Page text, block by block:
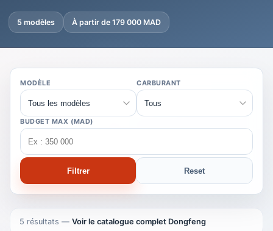
5 modèles À partir de 179 000 MAD
MODÈLE CARBURANT
BUDGET MAX (MAD)
Filtrer Reset
5 résultats — Voir le catalogue complet Dongfeng